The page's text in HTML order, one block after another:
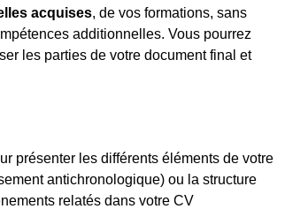
acquises, de vos formations, sans
additionnelles. Vous pourrez
les parties de votre document final et
présenter les différents éléments de votre
antichronologique) ou la structure
relatés dans votre CV